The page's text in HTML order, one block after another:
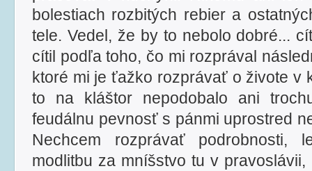
bolestiach rozbitých rebier a
tele. Vedel, že by to nebolo dobré...
cítil podľa toho, čo mi rozprával
ktoré mi je ťažko rozprávať o živote v
to na kláštor nepodobalo ani
feudálnu pevnosť s pánmi uprostred
Nechcem rozprávať
modlitbu za mníšstvo tu v